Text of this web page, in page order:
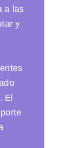
a las
y
El